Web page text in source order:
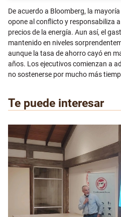
De acuerdo a Bloomberg, la
opone al conflicto y responsabiliza
precios de la energía. Aun así, el
mantenido en niveles
aunque la tasa de ahorro cayó en
años. Los ejecutivos comienzan a
no sostenerse por mucho más
Te puede interesar